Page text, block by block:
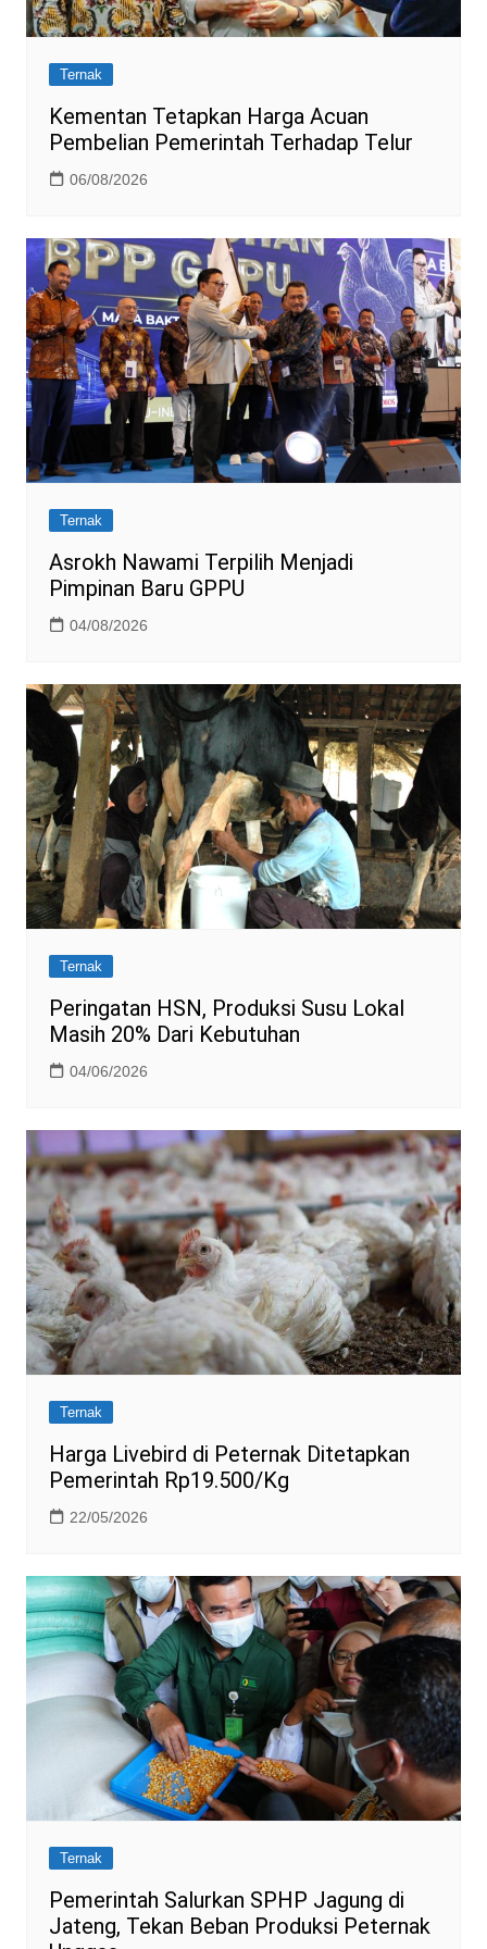
Ternak
Kementan Tetapkan Harga Acuan
Pembelian Pemerintah Terhadap Telur
06/08/2026
Ternak
Asrokh Nawami Terpilih Menjadi
Pimpinan Baru GPPU
04/08/2026
Ternak
Peringatan HSN, Produksi Susu Lokal
Masih 20% Dari Kebutuhan
04/06/2026
Ternak
Harga Livebird di Peternak Ditetapkan
Pemerintah Rp19.500/Kg
22/05/2026
Ternak
Pemerintah Salurkan SPHP Jagung di
Jateng, Tekan Beban Produksi Peternak